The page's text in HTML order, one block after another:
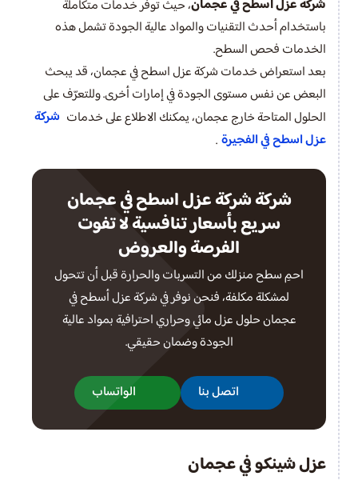
شركة عزل اسطح في عجمان، حيث توفر خدمات متكاملة
باستخدام أحدث التقنيات والمواد عالية الجودة تشمل هذه
الخدمات فحص السطح.
بعد استعراض خدمات شركة عزل اسطح في عجمان، قد يبحث
البعض عن نفس مستوى الجودة في إمارات أخرى. وللتعرّف على
الحلول المتاحة خارج عجمان، يمكنك الاطلاع على خدمات شركة
عزل اسطح في الفجيرة.
شركة شركة عزل اسطح في عجمان
سريع بأسعار تنافسية لا تفوت
الفرصة والعروض
احمِ سطح منزلك من التسربات والحرارة قبل أن تتحول
لمشكلة مكلفة، فنحن نوفر في شركة عزل أسطح في
عجمان حلول عزل مائي وحراري احترافية بمواد عالية
الجودة وضمان حقيقي.
اتصل بنا الواتساب
عزل شينكو في عجمان